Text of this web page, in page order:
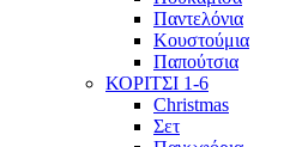
Παντελόνια
Κουστούμια
Παπούτσια
ΚΟΡΙΤΣΙ 1-6
Christmas
Σετ